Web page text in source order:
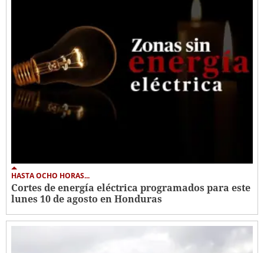
HASTA OCHO HORAS...
Cortes de energía eléctrica programados para este
lunes 10 de agosto en Honduras